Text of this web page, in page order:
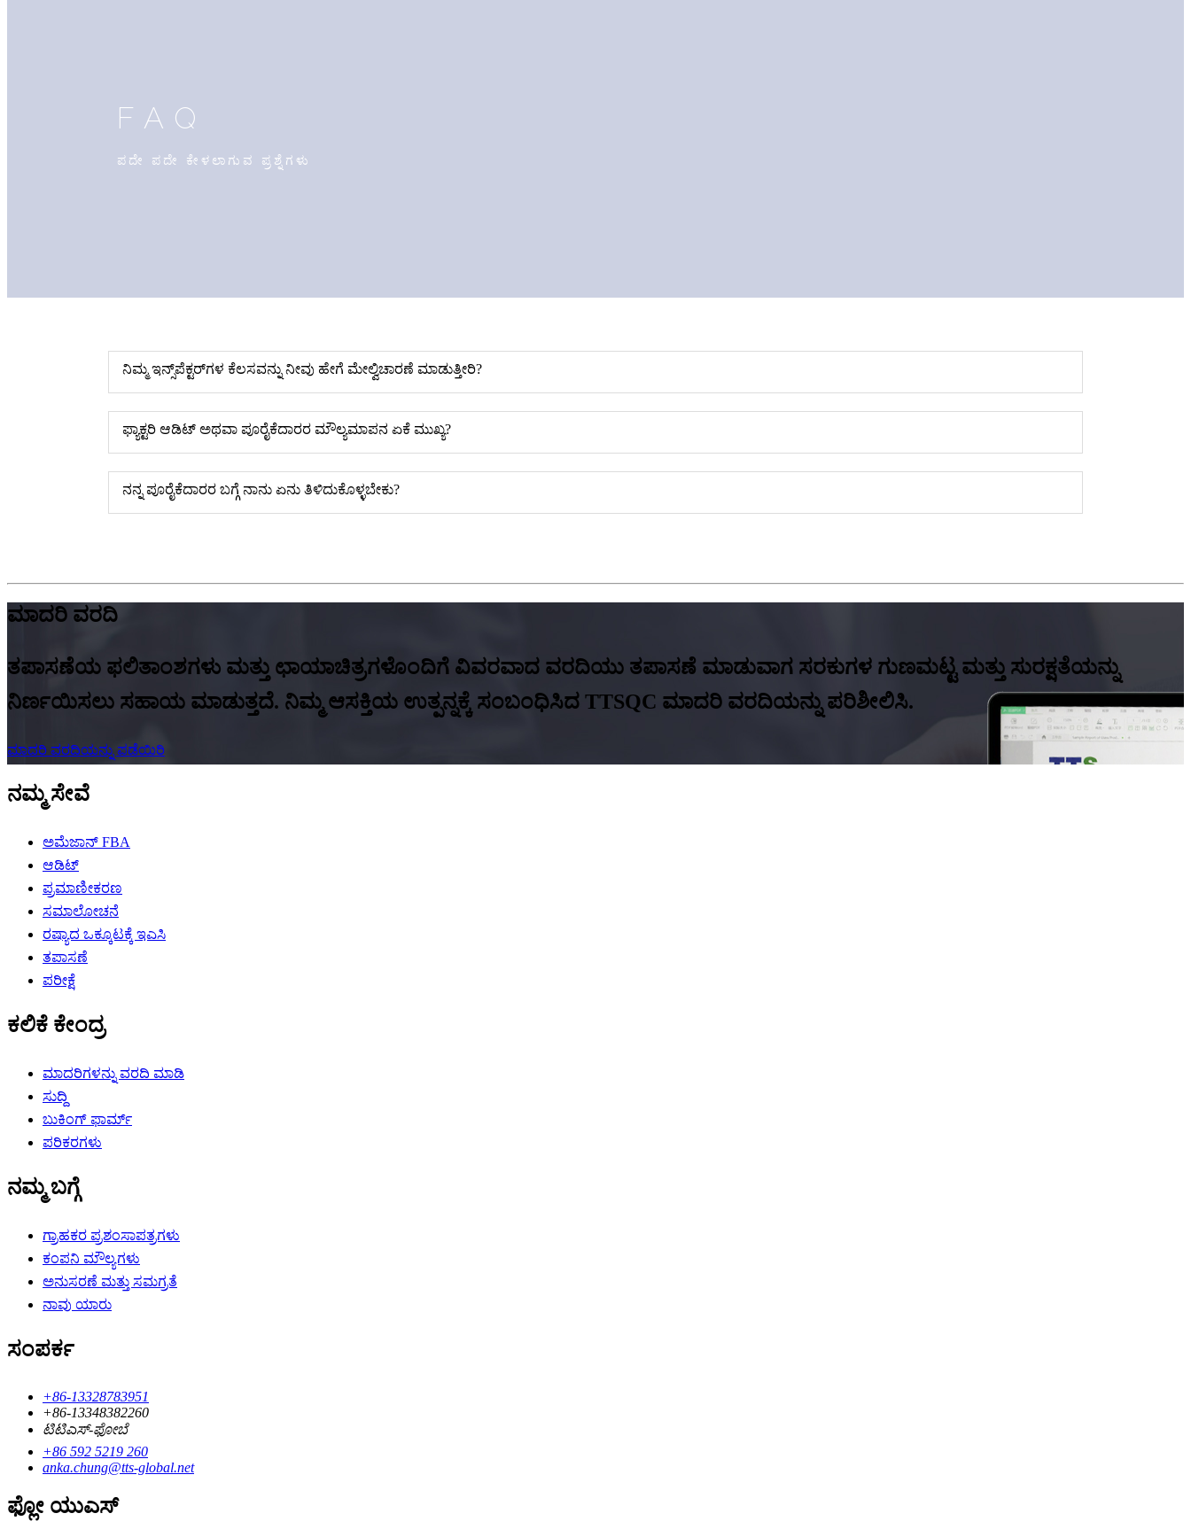
FAQ
ಪದೇ ಪದೇ ಕೇಳಲಾಗುವ ಪ್ರಶ್ನೆಗಳು
ನಿಮ್ಮ ಇನ್ಸ್‌ಪೆಕ್ಟರ್‌ಗಳ ಕೆಲಸವನ್ನು ನೀವು ಹೇಗೆ ಮೇಲ್ವಿಚಾರಣೆ ಮಾಡುತ್ತೀರಿ?
ಫ್ಯಾಕ್ಟರಿ ಆಡಿಟ್ ಅಥವಾ ಪೂರೈಕೆದಾರರ ಮೌಲ್ಯಮಾಪನ ಏಕೆ ಮುಖ್ಯ?
ನನ್ನ ಪೂರೈಕೆದಾರರ ಬಗ್ಗೆ ನಾನು ಏನು ತಿಳಿದುಕೊಳ್ಳಬೇಕು?
ಮಾದರಿ ವರದಿ
ತಪಾಸಣೆಯ ಫಲಿತಾಂಶಗಳು ಮತ್ತು ಛಾಯಾಚಿತ್ರಗಳೊಂದಿಗೆ ವಿವರವಾದ ವರದಿಯು ತಪಾಸಣೆ ಮಾಡುವಾಗ ಸರಕುಗಳ ಗುಣಮಟ್ಟ ಮತ್ತು ಸುರಕ್ಷತೆಯನ್ನು
ನಿರ್ಣಯಿಸಲು ಸಹಾಯ ಮಾಡುತ್ತದೆ. ನಿಮ್ಮ ಆಸಕ್ತಿಯ ಉತ್ಪನ್ನಕ್ಕೆ ಸಂಬಂಧಿಸಿದ TTSQC ಮಾದರಿ ವರದಿಯನ್ನು ಪರಿಶೀಲಿಸಿ.
ಮಾದರಿ ವರದಿಯನ್ನು ಪಡೆಯಿರಿ
ನಮ್ಮ ಸೇವೆ
ಅಮೆಜಾನ್ FBA
ಆಡಿಟ್
ಪ್ರಮಾಣೀಕರಣ
ಸಮಾಲೋಚನೆ
ರಷ್ಯಾದ ಒಕ್ಕೂಟಕ್ಕೆ ಇಎಸಿ
ತಪಾಸಣೆ
ಪರೀಕ್ಷೆ
ಕಲಿಕೆ ಕೇಂದ್ರ
ಮಾದರಿಗಳನ್ನು ವರದಿ ಮಾಡಿ
ಸುದ್ದಿ
ಬುಕಿಂಗ್ ಫಾರ್ಮ್
ಪರಿಕರಗಳು
ನಮ್ಮ ಬಗ್ಗೆ
ಗ್ರಾಹಕರ ಪ್ರಶಂಸಾಪತ್ರಗಳು
ಕಂಪನಿ ಮೌಲ್ಯಗಳು
ಅನುಸರಣೆ ಮತ್ತು ಸಮಗ್ರತೆ
ನಾವು ಯಾರು
ಸಂಪರ್ಕ
+86-13328783951
+86-13348382260
ಟಿಟಿಎಸ್-ಫೋಬೆ
+86 592 5219 260
anka.chung@tts-global.net
ಫ್ಲೋ ಯುಎಸ್